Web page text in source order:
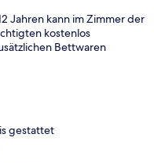
Jahren kann im Zimmer der
kostenlos
Bettwaren
gestattet